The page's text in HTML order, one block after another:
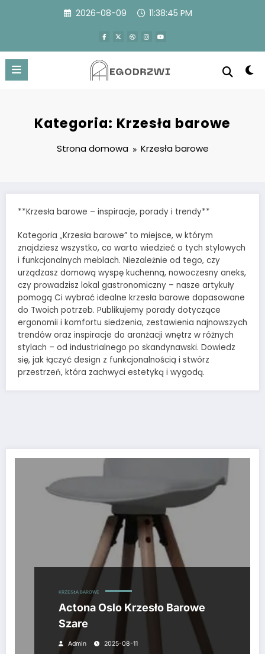
2026-08-09 11:38:45 PM
Kategoria: Krzesła barowe
Strona domowa Krzesła barowe
**Krzesła barowe – inspiracje, porady i trendy**
Kategoria „Krzesła barowe” to miejsce, w którym
znajdziesz wszystko, co warto wiedzieć o tych stylowych
i funkcjonalnych meblach. Niezależnie od tego, czy
urządzasz domową wyspę kuchenną, nowoczesny aneks,
czy prowadzisz lokal gastronomiczny – nasze artykuły
pomogą Ci wybrać idealne krzesła barowe dopasowane
do Twoich potrzeb. Publikujemy porady dotyczące
ergonomii i komfortu siedzenia, zestawienia najnowszych
trendów oraz inspiracje do aranżacji wnętrz w różnych
stylach – od industrialnego po skandynawski. Dowiedz
się, jak łączyć design z funkcjonalnością i stwórz
przestrzeń, która zachwyci estetyką i wygodą.
KRZESŁA BAROWE
Actona Oslo Krzesło Barowe
Szare
Admin 2025-08-11